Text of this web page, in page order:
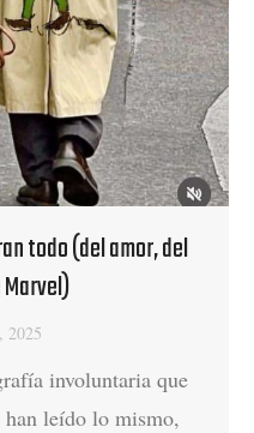
todo (del amor, del
2025
involuntaria que
han leído lo mismo,